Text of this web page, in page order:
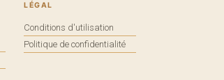
LÉGAL
Conditions d'utilisation
Politique de confidentialité